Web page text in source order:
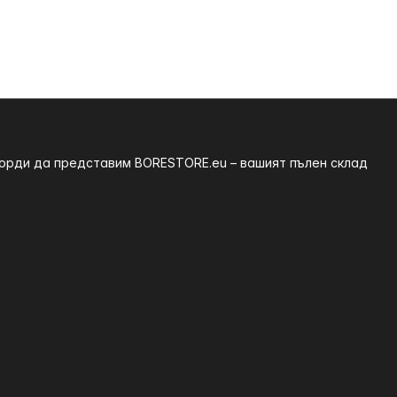
да представим BORESTORE.eu – вашият пълен склад